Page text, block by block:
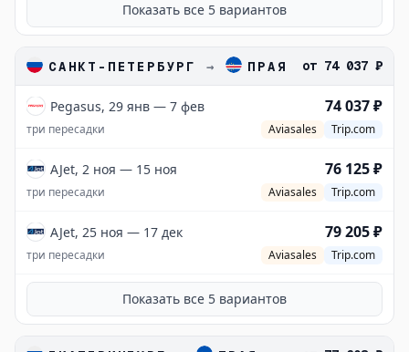
Показать все 5 вариантов
САНКТ-ПЕТЕРБУРГ → ПРАЯ от 74 037 ₽
Pegasus, 29 янв — 7 фев 74 037 ₽
три пересадки Aviasales Trip.com
AJet, 2 ноя — 15 ноя 76 125 ₽
три пересадки Aviasales Trip.com
AJet, 25 ноя — 17 дек 79 205 ₽
три пересадки Aviasales Trip.com
Показать все 5 вариантов